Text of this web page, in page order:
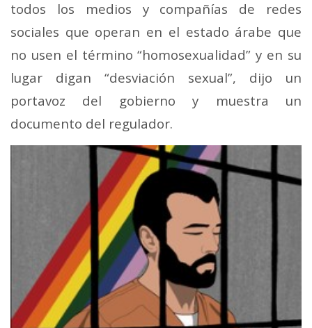
todos los medios y compañías de redes
sociales que operan en el estado árabe que
no usen el término “homosexualidad” y en su
lugar digan “desviación sexual”, dijo un
portavoz del gobierno y muestra un
documento del regulador.